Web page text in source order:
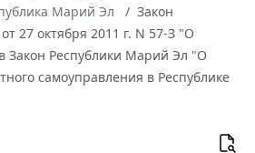
Марий Эл
Закон
27 октября 2011 г. N 57-З "О
Закон Республики Марий Эл "О
самоуправления в Республике